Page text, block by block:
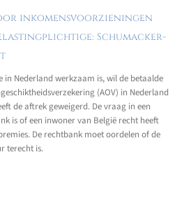
inkomensvoorzieningen
Schumacker-
in Nederland werkzaam is, wil de betaalde
(AOV) in Nederland
de aftrek geweigerd. De vraag in een
is of een inwoner van België recht heeft
De rechtbank moet oordelen of de
terecht is.